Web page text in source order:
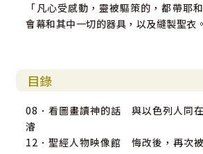
「凡心受感動，靈被驅策的，都帶耶
會幕和其中一切的器具，以及縫製聖衣
目錄
08．看圖畫讀神的話 與以色列人同
濬
12．聖經人物映像館 悔改後，再次